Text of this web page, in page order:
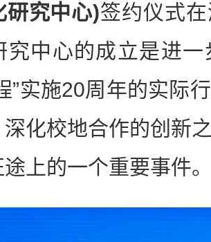
研究中心)签约仪式
究中心的成立是进
”实施20周年的实际
化校地合作的创新
上的一个重要事件